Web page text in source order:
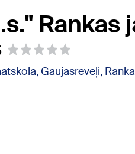
Gaujasrēveļi,